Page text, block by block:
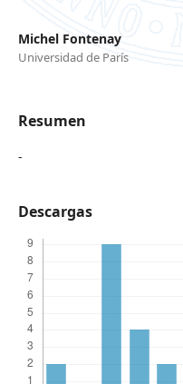
Michel Fontenay
Universidad de París
Resumen
-
Descargas